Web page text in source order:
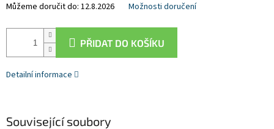
Můžeme doručit do: 12.8.2026 Možnosti doručení
PŘIDAT DO KOŠÍKU
Detailní informace
Související soubory